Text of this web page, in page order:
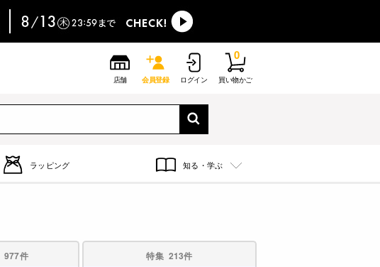
店舗 会員登録 ログイン 買い物かご
0
ラッピング 知る・学ぶ
977件 特集 213件